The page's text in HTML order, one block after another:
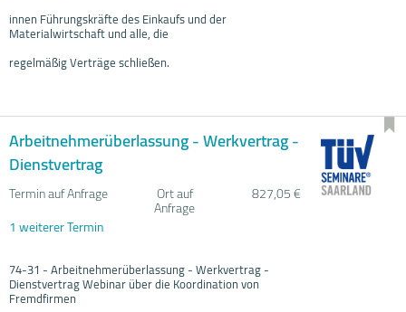
innen Führungskräfte des Einkaufs und der
Materialwirtschaft und alle, die
regelmäßig Verträge schließen.
Arbeitnehmerüberlassung - Werkvertrag -
Dienstvertrag
Termin auf Anfrage Ort auf
Anfrage
827,05 €
1 weiterer Termin
74-31 - Arbeitnehmerüberlassung - Werkvertrag -
Dienstvertrag Webinar über die Koordination von
Fremdfirmen